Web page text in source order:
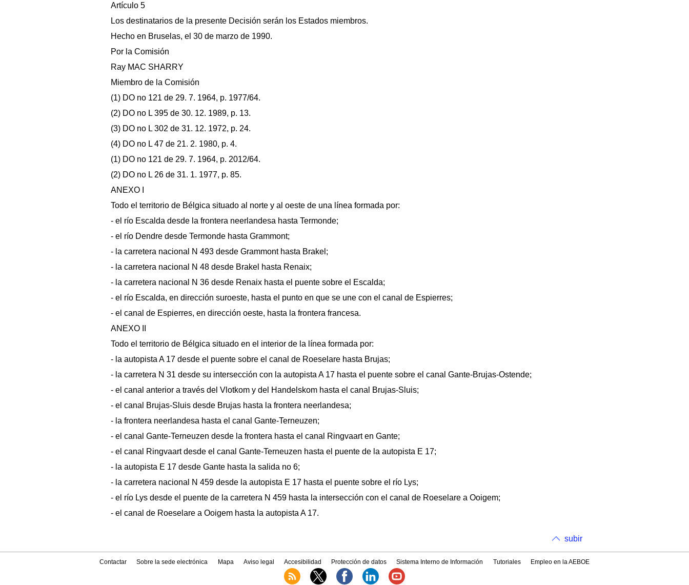
Artículo 5
Los destinatarios de la presente Decisión serán los Estados miembros.
Hecho en Bruselas, el 30 de marzo de 1990.
Por la Comisión
Ray MAC SHARRY
Miembro de la Comisión
(1) DO no 121 de 29. 7. 1964, p. 1977/64.
(2) DO no L 395 de 30. 12. 1989, p. 13.
(3) DO no L 302 de 31. 12. 1972, p. 24.
(4) DO no L 47 de 21. 2. 1980, p. 4.
(1) DO no 121 de 29. 7. 1964, p. 2012/64.
(2) DO no L 26 de 31. 1. 1977, p. 85.
ANEXO I
Todo el territorio de Bélgica situado al norte y al oeste de una línea formada por:
- el río Escalda desde la frontera neerlandesa hasta Termonde;
- el río Dendre desde Termonde hasta Grammont;
- la carretera nacional N 493 desde Grammont hasta Brakel;
- la carretera nacional N 48 desde Brakel hasta Renaix;
- la carretera nacional N 36 desde Renaix hasta el puente sobre el Escalda;
- el río Escalda, en dirección suroeste, hasta el punto en que se une con el canal de Espierres;
- el canal de Espierres, en dirección oeste, hasta la frontera francesa.
ANEXO II
Todo el territorio de Bélgica situado en el interior de la línea formada por:
- la autopista A 17 desde el puente sobre el canal de Roeselare hasta Brujas;
- la carretera N 31 desde su intersección con la autopista A 17 hasta el puente sobre el canal Gante-Brujas-Ostende;
- el canal anterior a través del Vlotkom y del Handelskom hasta el canal Brujas-Sluis;
- el canal Brujas-Sluis desde Brujas hasta la frontera neerlandesa;
- la frontera neerlandesa hasta el canal Gante-Terneuzen;
- el canal Gante-Terneuzen desde la frontera hasta el canal Ringvaart en Gante;
- el canal Ringvaart desde el canal Gante-Terneuzen hasta el puente de la autopista E 17;
- la autopista E 17 desde Gante hasta la salida no 6;
- la carretera nacional N 459 desde la autopista E 17 hasta el puente sobre el río Lys;
- el río Lys desde el puente de la carretera N 459 hasta la intersección con el canal de Roeselare a Ooigem;
- el canal de Roeselare a Ooigem hasta la autopista A 17.
subir
Contactar Sobre la sede electrónica Mapa Aviso legal Accesibilidad Protección de datos Sistema Interno de Información Tutoriales Empleo en la AEBOE